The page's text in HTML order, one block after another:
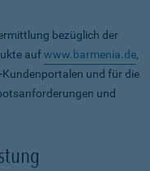
bezüglich der
aufwww.barmenia.de,
und für die
und